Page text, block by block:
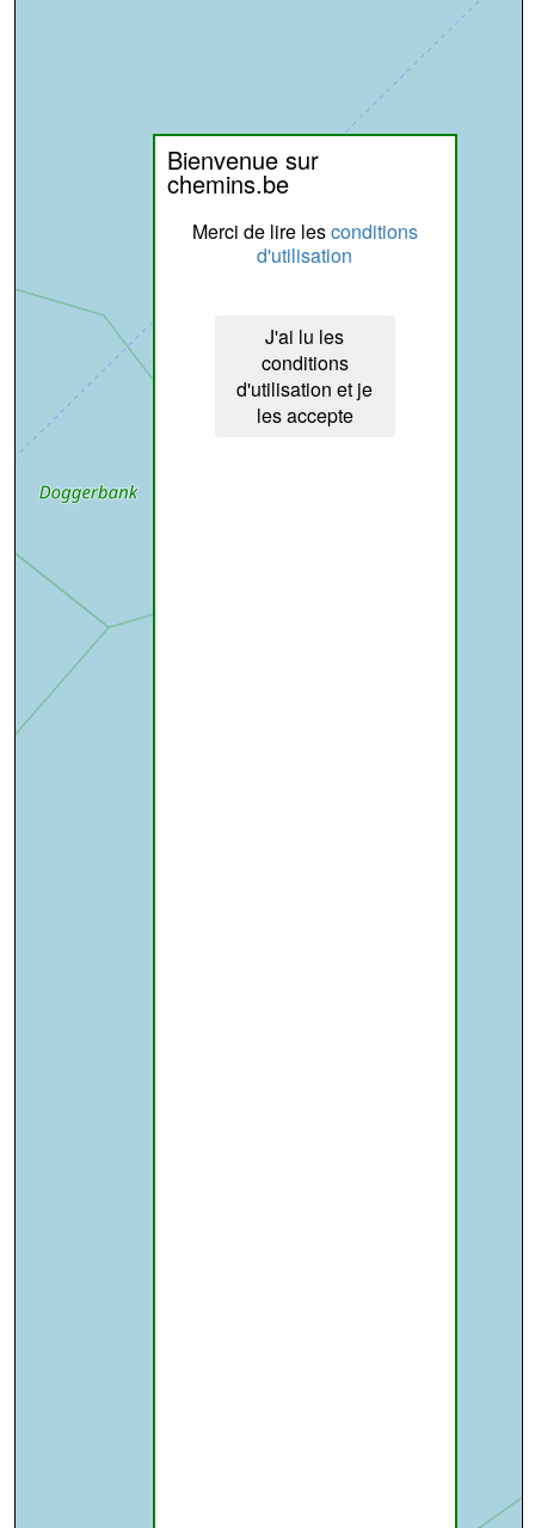
Bienvenue sur
chemins.be
Merci de lire lesconditions
d'utilisation
J'ai lu les
conditions
d'utilisation et je
les accepte